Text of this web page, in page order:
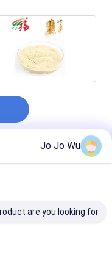
المنتجات الموصى بها
Jo Jo Wu
are you looking for?